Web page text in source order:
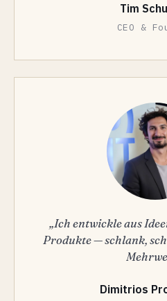
Tim
CEO &
„Ich entwickle aus
Produkte — schlank,
Dimitrios